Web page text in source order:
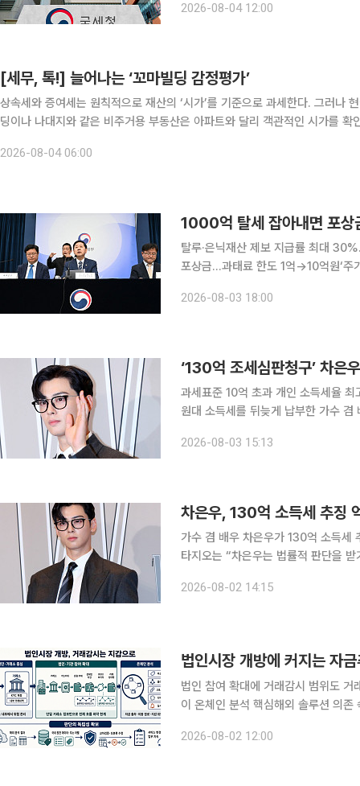
월 초까지 미룰 수 있게 된다. 올해 중
2026-08-04 12:00
[세무, 톡!] 늘어나는 ‘꼬마빌딩 감정평가’
상속세와 증여세는 원칙적으로 재산의 ‘시가’를 기준으로 과세한다. 그러나
딩이나 나대지와 같은 비주거용 부동산은 아파트와 달리 객관적인 시가를
2026-08-04 06:00
탈루·은닉재산 제보 지급률 최대
포상금…과태료 한도 1억→10억원‘주
5000만원을 받을 수 있게 된다. 정부
2026-08-03 18:00
‘130억 조세심판청구’ 차은
과세표준 10억 초과 개인 소득세율 최
원대 소득세를 뒤늦게 납부한 가수
이 나온다. 3일 조세 전문 변호사
2026-08-03 15:13
차은우, 130억 소득세 추징
가수 겸 배우 차은우가 130억 소득세 추징에 불
타지오는 “차은우는 법률적 판단을
1월 국세청으로부터 200억원 이상의
2026-08-02 14:15
법인 참여 확대에 거래감시 범위도 거
이 온체인 분석 핵심해외 솔루션 의존 속 국내
어질 전망이다. 기관과 커스터디(수
2026-08-02 12:00